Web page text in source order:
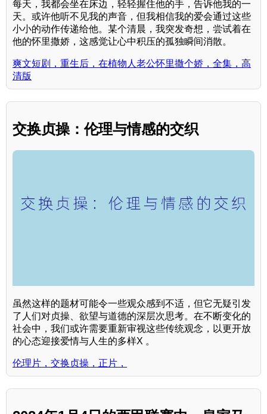
每天，我都会坐在床边，轻轻握住他的手，告诉他我的一
天。或许他听不见我的声音，但我相信我的爱会通过这些
小小的动作传递给他。某个清晨，我突发奇想，尝试着在
他的怀里撒娇，这感觉让心中积压的孤独瞬间消散。
爽文短剧，重生后，在植物人老公怀里撒个娇，全集，高
清版
交换贞操：伦理与情感的交织
虽然这样的题材可能令一些观众感到不适，但它无疑引发
了人们对贞操、欲望与道德的深层次思考。在不断变化的
社会中，我们或许需要重新审视这些传统观念，以更开放
的心态迎接爱情与人生的多样X 。
伦理片，交换贞操，正片，